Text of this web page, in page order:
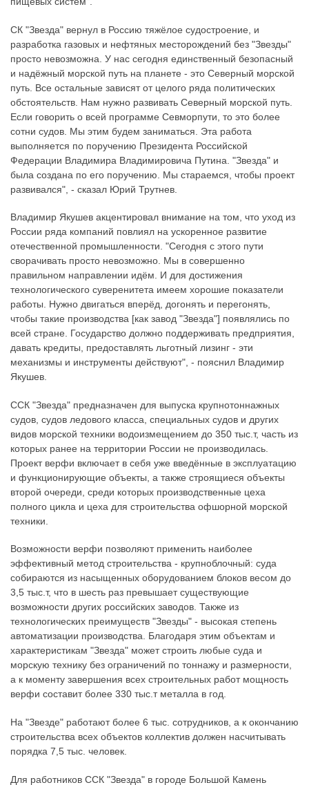
СК "Звезда" вернул в Россию тяжёлое судостроение, и
разработка газовых и нефтяных месторождений без "Звезды"
просто невозможна. У нас сегодня единственный безопасный
и надёжный морской путь на планете - это Северный морской
путь. Все остальные зависят от целого ряда политических
обстоятельств. Нам нужно развивать Северный морской путь.
Если говорить о всей программе Севморпути, то это более
сотни судов. Мы этим будем заниматься. Эта работа
выполняется по поручению Президента Российской
Федерации Владимира Владимировича Путина. "Звезда" и
была создана по его поручению. Мы стараемся, чтобы проект
развивался", - сказал Юрий Трутнев.
Владимир Якушев акцентировал внимание на том, что уход из
России ряда компаний повлиял на ускоренное развитие
отечественной промышленности. "Сегодня с этого пути
сворачивать просто невозможно. Мы в совершенно
правильном направлении идём. И для достижения
технологического суверенитета имеем хорошие показатели
работы. Нужно двигаться вперёд, догонять и перегонять,
чтобы такие производства [как завод "Звезда"] появлялись по
всей стране. Государство должно поддерживать предприятия,
давать кредиты, предоставлять льготный лизинг - эти
механизмы и инструменты действуют", - пояснил Владимир
Якушев.
ССК "Звезда" предназначен для выпуска крупнотоннажных
судов, судов ледового класса, специальных судов и других
видов морской техники водоизмещением до 350 тыс.т, часть из
которых ранее на территории России не производилась.
Проект верфи включает в себя уже введённые в эксплуатацию
и функционирующие объекты, а также строящиеся объекты
второй очереди, среди которых производственные цеха
полного цикла и цеха для строительства офшорной морской
техники.
Возможности верфи позволяют применить наиболее
эффективный метод строительства - крупноблочный: суда
собираются из насыщенных оборудованием блоков весом до
3,5 тыс.т, что в шесть раз превышает существующие
возможности других российских заводов. Также из
технологических преимуществ "Звезды" - высокая степень
автоматизации производства. Благодаря этим объектам и
характеристикам "Звезда" может строить любые суда и
морскую технику без ограничений по тоннажу и размерности,
а к моменту завершения всех строительных работ мощность
верфи составит более 330 тыс.т металла в год.
На "Звезде" работают более 6 тыс. сотрудников, а к окончанию
строительства всех объектов коллектив должен насчитывать
порядка 7,5 тыс. человек.
Для работников ССК "Звезда" в городе Большой Камень